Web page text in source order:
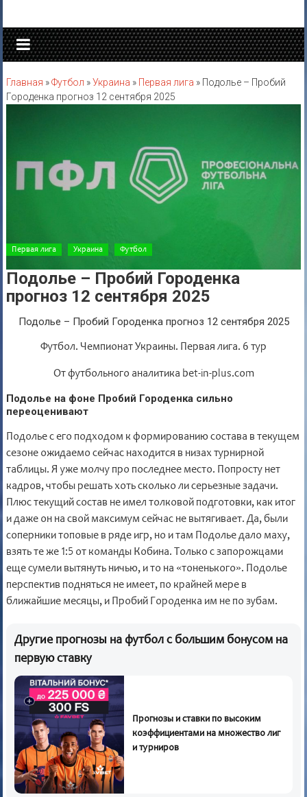
содержимому
Главная »Футбол »Украина » Первая лига » Подолье – Пробий
Городенка прогноз 12 сентября 2025
Первая лига Украина Футбол
Подолье – Пробий Городенка
прогноз 12 сентября 2025
Подолье – Пробий Городенка прогноз 12 сентября 2025
Футбол. Чемпионат Украины. Первая лига. 6 тур
От футбольного аналитика bet-in-plus.com
Подолье на фоне Пробий Городенка сильно
переоценивают
Подолье с его подходом к формированию состава в текущем
сезоне ожидаемо сейчас находится в низах турнирной
таблицы. Я уже молчу про последнее место. Попросту нет
кадров, чтобы решать хоть сколько ли серьезные задачи.
Плюс текущий состав не имел толковой подготовки, как итог
и даже он на свой максимум сейчас не вытягивает. Да, были
соперники топовые в ряде игр, но и там Подолье дало маху,
взять те же 1:5 от команды Кобина. Только с запорожцами
еще сумели вытянуть ничью, и то на «тоненького». Подолье
перспектив подняться не имеет, по крайней мере в
ближайшие месяцы, и Пробий Городенка им не по зубам.
Другие прогнозы на футбол с большим бонусом на
первую ставку
Прогнозы и ставки по высоким
коэффициентами на множество лиг
и турниров